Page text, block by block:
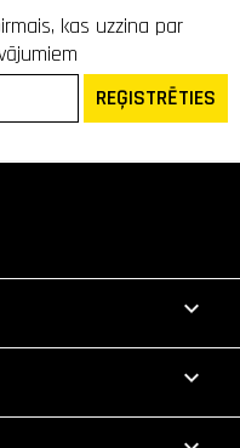
kas uzzina par
REĢISTRĒTIES

